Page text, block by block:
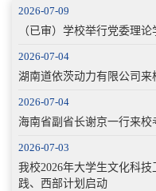
2026-07-09
（已审）学校举行党委理
2026-07-04
湖南道依茨动力有限公司来
2026-07-04
海南省副省长谢京一行来校
2026-07-03
我校2026年大学生文化科
践、西部计划启动